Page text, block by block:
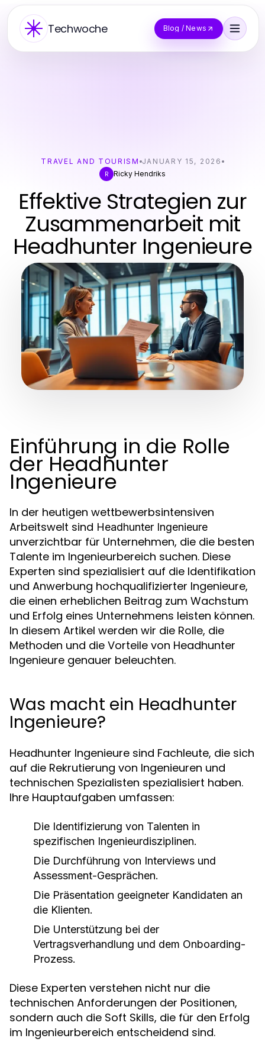
Techwoche Blog / News
TRAVEL AND TOURISM JANUARY 15, 2026
R Ricky Hendriks
Effektive Strategien zur
Zusammenarbeit mit
Headhunter Ingenieure
Einführung in die Rolle
der Headhunter
Ingenieure
In der heutigen wettbewerbsintensiven
Arbeitswelt sind Headhunter Ingenieure
unverzichtbar für Unternehmen, die die besten
Talente im Ingenieurbereich suchen. Diese
Experten sind spezialisiert auf die Identifikation
und Anwerbung hochqualifizierter Ingenieure,
die einen erheblichen Beitrag zum Wachstum
und Erfolg eines Unternehmens leisten können.
In diesem Artikel werden wir die Rolle, die
Methoden und die Vorteile von Headhunter
Ingenieure genauer beleuchten.
Was macht ein Headhunter
Ingenieure?
Headhunter Ingenieure sind Fachleute, die sich
auf die Rekrutierung von Ingenieuren und
technischen Spezialisten spezialisiert haben.
Ihre Hauptaufgaben umfassen:
Die Identifizierung von Talenten in
spezifischen Ingenieurdisziplinen.
Die Durchführung von Interviews und
Assessment-Gesprächen.
Die Präsentation geeigneter Kandidaten an
die Klienten.
Die Unterstützung bei der
Vertragsverhandlung und dem Onboarding-
Prozess.
Diese Experten verstehen nicht nur die
technischen Anforderungen der Positionen,
sondern auch die Soft Skills, die für den Erfolg
im Ingenieurbereich entscheidend sind.